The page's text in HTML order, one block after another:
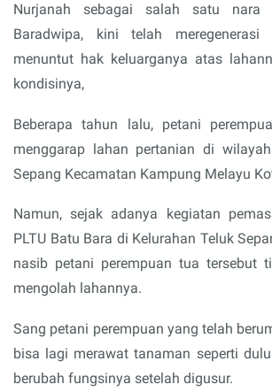
Nurjanah sebagai salah satu
Baradwipa, kini telah meregenerasi
menuntut hak keluarganya atas
kondisinya,
Beberapa tahun lalu, petani
menggarap lahan pertanian di
Sepang Kecamatan Kampung Melayu
Namun, sejak adanya kegiatan
PLTU Batu Bara di Kelurahan Teluk
nasib petani perempuan tua tersebut
mengolah lahannya.
Sang petani perempuan yang telah
bisa lagi merawat tanaman seperti
berubah fungsinya setelah digusur.